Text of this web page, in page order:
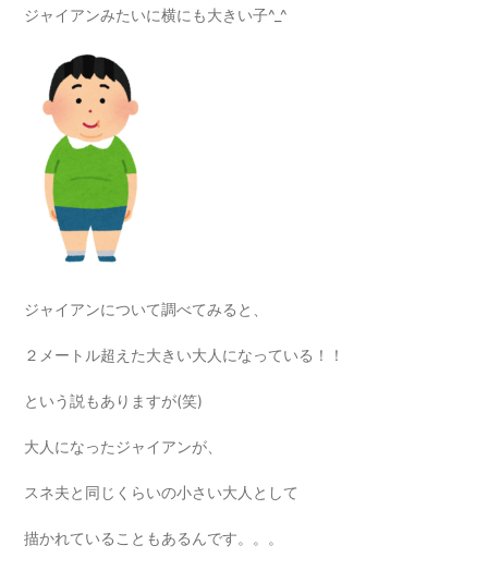
ジャイアンみたいに横にも大きい子^_^
ジャイアンについて調べてみると、
２メートル超えた大きい大人になっている！！
という説もありますが(笑)
大人になったジャイアンが、
スネ夫と同じくらいの小さい大人として
描かれていることもあるんです。。。